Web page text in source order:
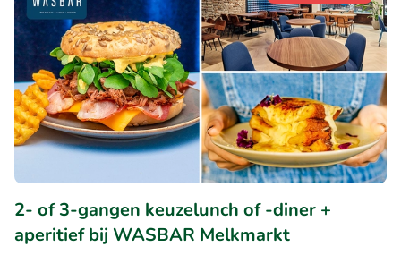
2- of 3-gangen keuzelunch of -diner +
aperitief bij WASBAR Melkmarkt